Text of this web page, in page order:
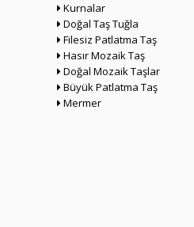
Kurnalar
Doğal Taş Tuğla
Filesiz Patlatma Taş
Hasır Mozaik Taş
Doğal Mozaik Taşlar
Büyük Patlatma Taş
Mermer